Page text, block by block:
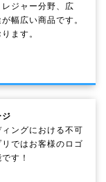
ジャー分野、広
幅広い商品です。
ます。
ングにおける不可
ではお客様のロゴ
す！